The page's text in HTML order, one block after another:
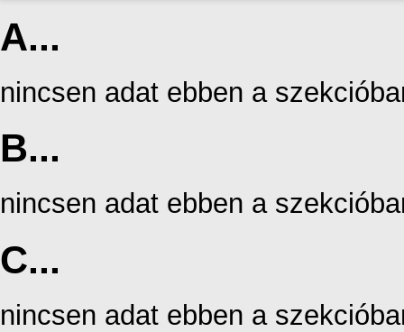
A...
nincsen adat ebben a
B...
nincsen adat ebben a
C...
nincsen adat ebben a